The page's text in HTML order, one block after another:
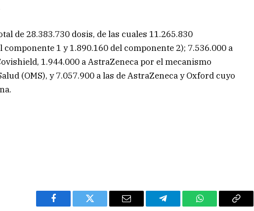
de 28.383.730 dosis, de las cuales 11.265.830
1 y 1.890.160 del componente 2); 7.536.000 a
1.944.000 a AstraZeneca por el mecanismo
(OMS), y 7.057.900 a las de AstraZeneca y Oxford cuyo
Facebook Twitter Email Telegram WhatsAppCopy